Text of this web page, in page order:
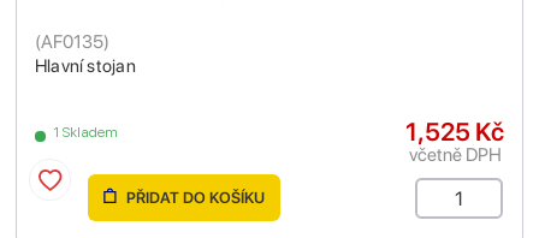
Hlavní stojan
(AF0135)
1 Skladem 1,525 Kč
včetně DPH
PŘIDAT DO KOŠÍKU